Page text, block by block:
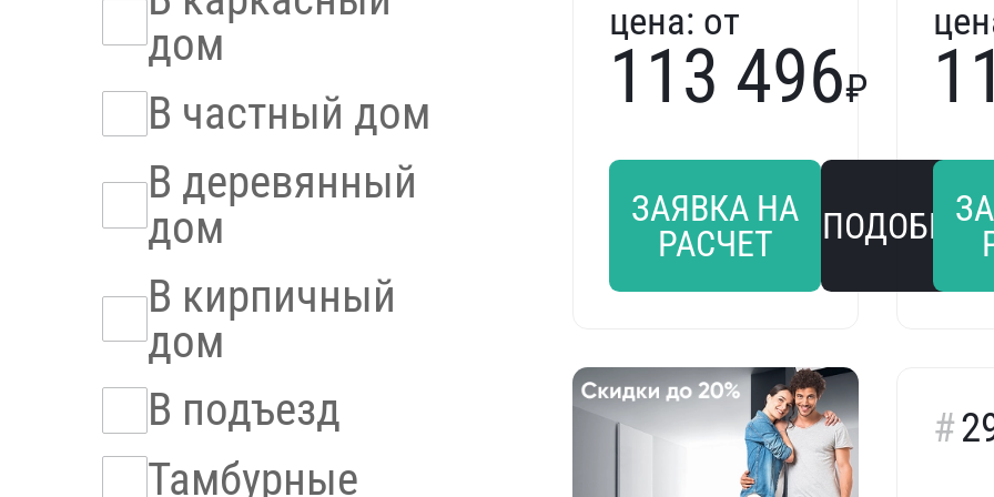
дом
В частный дом
В деревянный
дом
В кирпичный
дом
В подъезд
Тамбурные
цена: от
113 496₽
ЗАЯВКА НА
РАСЧЕТ